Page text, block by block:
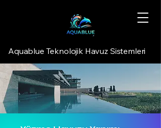
Aquablue Teknolojik Havuz Sistemleri